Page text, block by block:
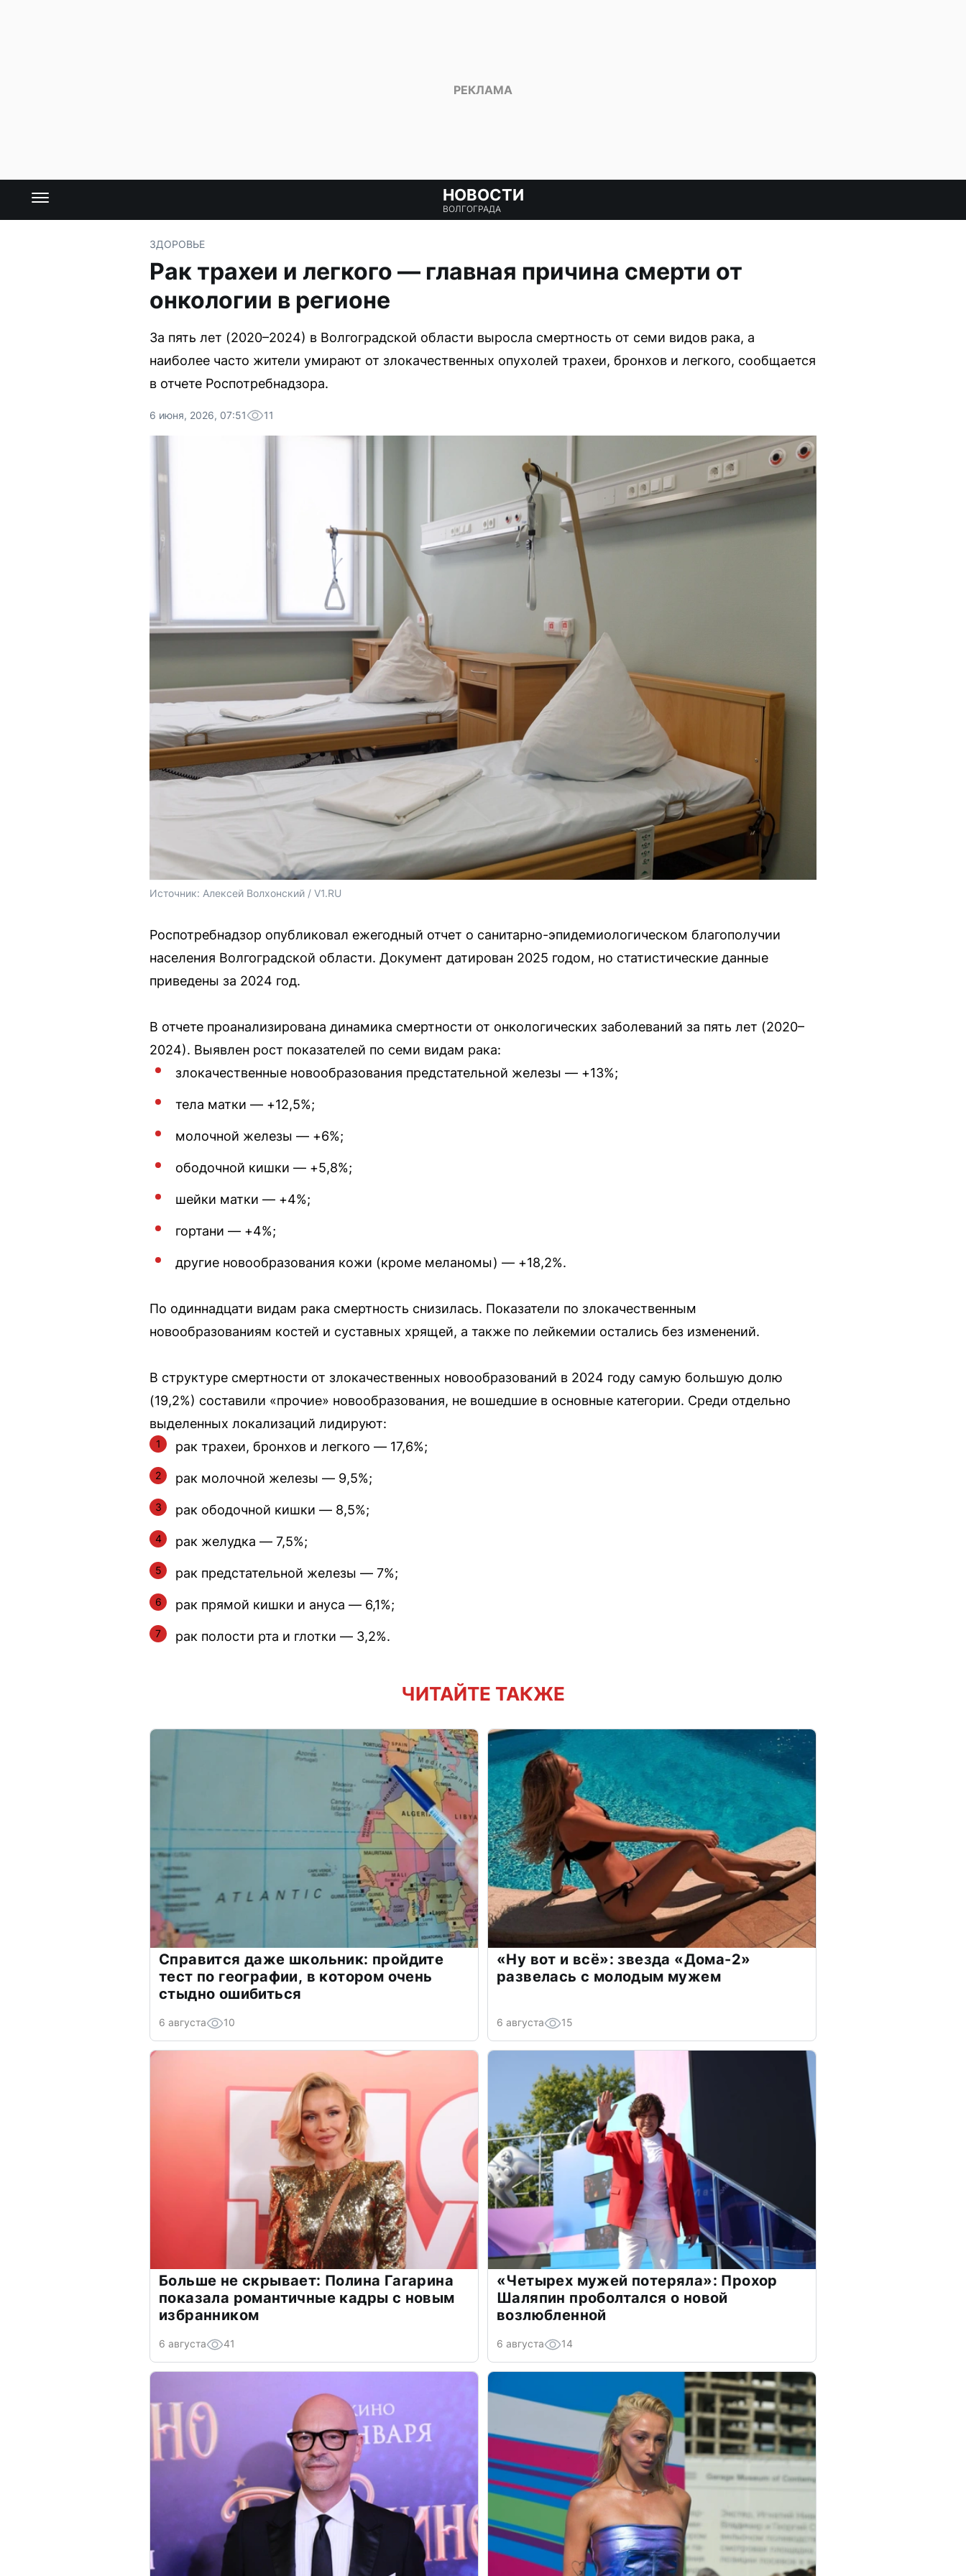
НОВОСТИ
ВОЛГОГРАДА
ЗДОРОВЬЕ
Рак трахеи и легкого — главная причина смерти от
онкологии в регионе
За пять лет (2020–2024) в Волгоградской области выросла смертность от семи видов рака, а
наиболее часто жители умирают от злокачественных опухолей трахеи, бронхов и легкого, сообщается
в отчете Роспотребнадзора.
6 июня, 2026, 07:51 11
Источник: Алексей Волхонский / V1.RU
Роспотребнадзор опубликовал ежегодный отчет о санитарно-эпидемиологическом благополучии
населения Волгоградской области. Документ датирован 2025 годом, но статистические данные
приведены за 2024 год.
В отчете проанализирована динамика смертности от онкологических заболеваний за пять лет (2020–
2024). Выявлен рост показателей по семи видам рака:
злокачественные новообразования предстательной железы — +13%;
тела матки — +12,5%;
молочной железы — +6%;
ободочной кишки — +5,8%;
шейки матки — +4%;
гортани — +4%;
другие новообразования кожи (кроме меланомы) — +18,2%.
По одиннадцати видам рака смертность снизилась. Показатели по злокачественным
новообразованиям костей и суставных хрящей, а также по лейкемии остались без изменений.
В структуре смертности от злокачественных новообразований в 2024 году самую большую долю
(19,2%) составили «прочие» новообразования, не вошедшие в основные категории. Среди отдельно
выделенных локализаций лидируют:
рак трахеи, бронхов и легкого — 17,6%;
рак молочной железы — 9,5%;
рак ободочной кишки — 8,5%;
рак желудка — 7,5%;
рак предстательной железы — 7%;
рак прямой кишки и ануса — 6,1%;
рак полости рта и глотки — 3,2%.
ЧИТАЙТЕ ТАКЖЕ
Справится даже школьник: пройдите
тест по географии, в котором очень
стыдно ошибиться
6 августа 10
«Ну вот и всё»: звезда «Дома-2»
развелась с молодым мужем
6 августа 15
Больше не скрывает: Полина Гагарина
показала романтичные кадры с новым
избранником
6 августа 41
«Четырех мужей потеряла»: Прохор
Шаляпин проболтался о новой
возлюбленной
6 августа 14